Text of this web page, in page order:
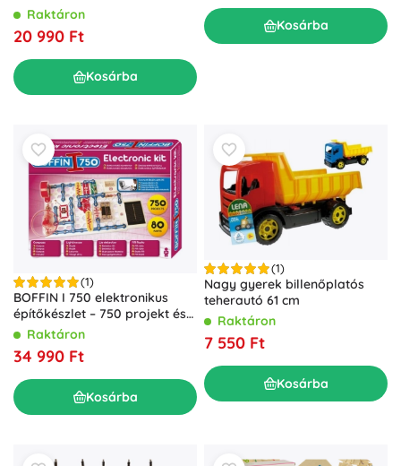
Raktáron
20 990 Ft
Kosárba
Kosárba
(1)
BOFFIN I 750 elektronikus
építőkészlet – 750 projekt és
80 alkatrész
Raktáron
34 990 Ft
Kosárba
(1)
Nagy gyerek billenőplatós
teherautó 61 cm
Raktáron
7 550 Ft
Kosárba